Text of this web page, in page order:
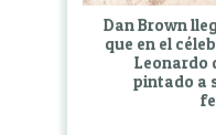
Dan Brown
que en el
Leonardo
pintado a